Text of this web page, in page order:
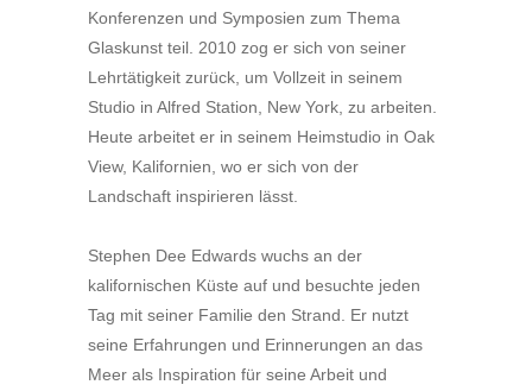
Konferenzen und Symposien zum Thema
Glaskunst teil. 2010 zog er sich von seiner
Lehrtätigkeit zurück, um Vollzeit in seinem
Studio in Alfred Station, New York, zu arbeiten.
Heute arbeitet er in seinem Heimstudio in Oak
View, Kalifornien, wo er sich von der
Landschaft inspirieren lässt.
Stephen Dee Edwards wuchs an der
kalifornischen Küste auf und besuchte jeden
Tag mit seiner Familie den Strand. Er nutzt
seine Erfahrungen und Erinnerungen an das
Meer als Inspiration für seine Arbeit und